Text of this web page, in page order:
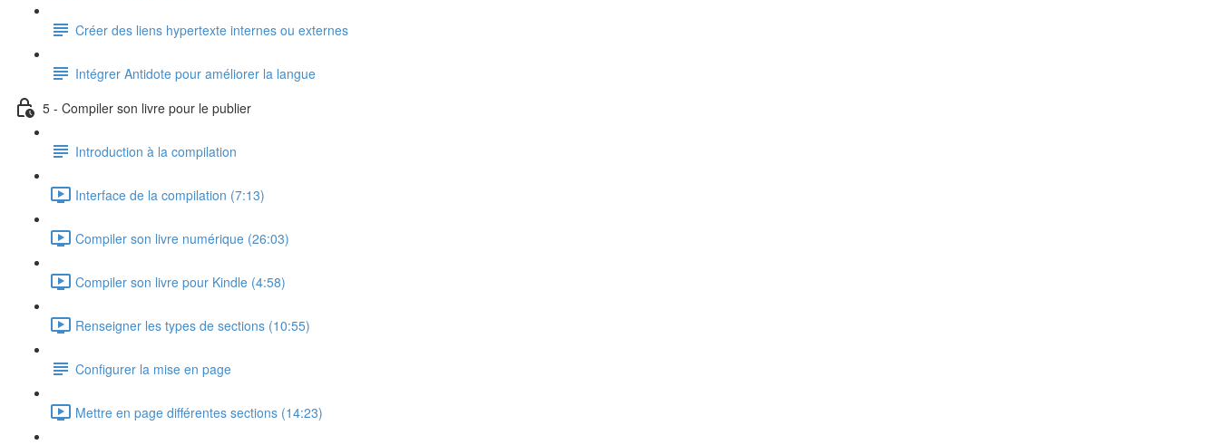
Créer des liens hypertexte internes ou externes
Intégrer Antidote pour améliorer la langue
5 - Compiler son livre pour le publier
Introduction à la compilation
Interface de la compilation (7:13)
Compiler son livre numérique (26:03)
Compiler son livre pour Kindle (4:58)
Renseigner les types de sections (10:55)
Configurer la mise en page
Mettre en page différentes sections (14:23)